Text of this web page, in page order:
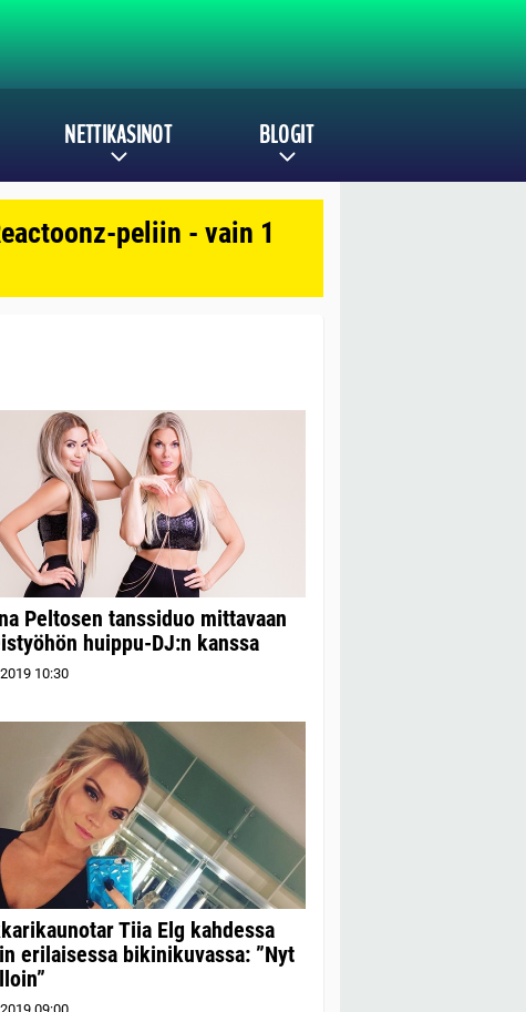
NETTIKASINOT BLOGIT
peliin - vain 1
Peltosen tanssiduo mittavaan
huippu-DJ:n kanssa
10:30
Tiia Elg kahdessa
erilaisessa bikinikuvassa: ”Nyt